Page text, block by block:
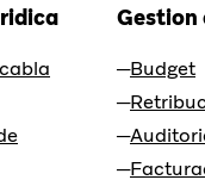
Gestion
Budget